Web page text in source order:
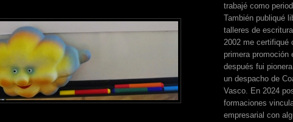
trabajé como
También publiqué
talleres de
2002 me certifiqué
primera promoción
después fui
un despacho de
Vasco. En 2024
formaciones
empresarial con